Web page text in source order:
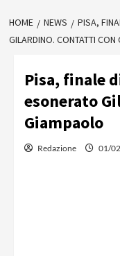
HOME NEWS
PISA,
GILARDINO. CONTATTI CON
Pisa, finale
esonerato
Giampaolo
Redazione 01/